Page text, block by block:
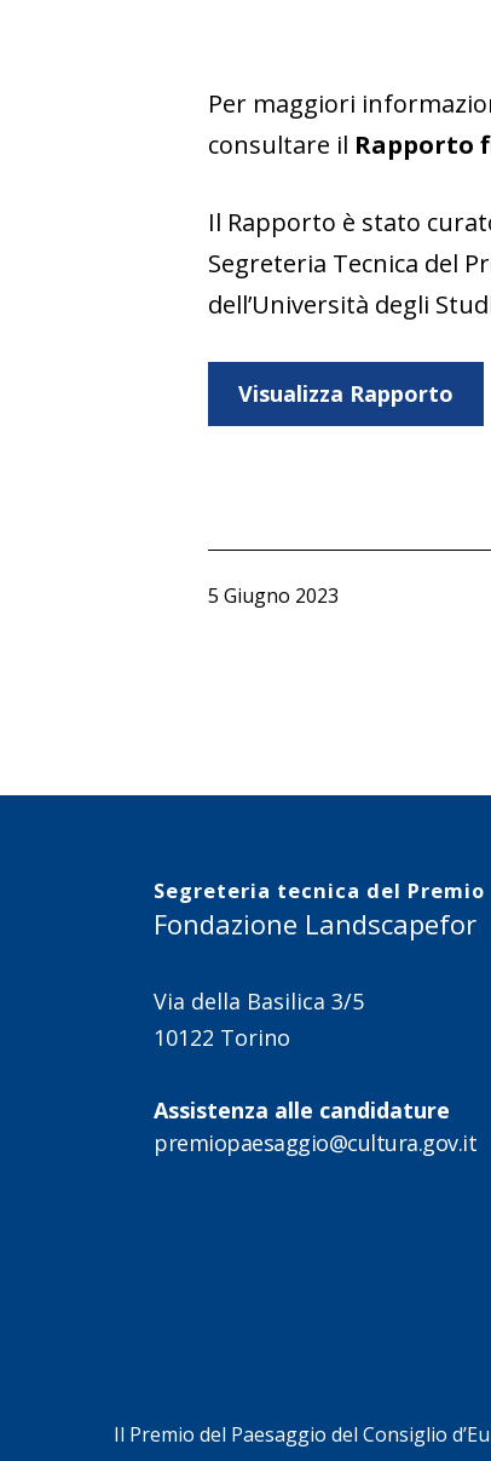
Per maggiori
consultare il Rapporto
Il Rapporto è stato
Segreteria Tecnica del
dell’Università degli
Visualizza Rapporto
Pubblicato
5 Giugno 2023
Segreteria tecnica del Premio
Fondazione Landscapefor
Via della Basilica 3/5
10122 Torino
Assistenza alle candidature
premiopaesaggio@cultura.gov.it
Il Premio del Paesaggio del Consiglio